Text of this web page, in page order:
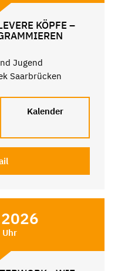
KÖPFE –
Jugend
Saarbrücken
Kalender